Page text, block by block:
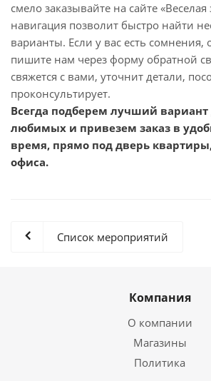
смело заказывайте на сайте «Веселая
навигация позволит быстро найти
варианты. Если у вас есть сомнения,
пишите нам через форму обратной
свяжется с вами, уточнит детали,
проконсультирует.
Всегда подберем лучший
любимых и привезем заказ в
время, прямо под дверь
офиса.
Список мероприятий
Компания
О компании
Магазины
Политика